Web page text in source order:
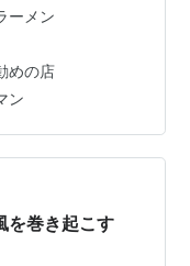
舗前と離れた場
ご飯メニューも
注文。 素材にも
み🎵 ラーメン屋
しいですね。どん
ーメン
めの店
ン
を巻き起こす